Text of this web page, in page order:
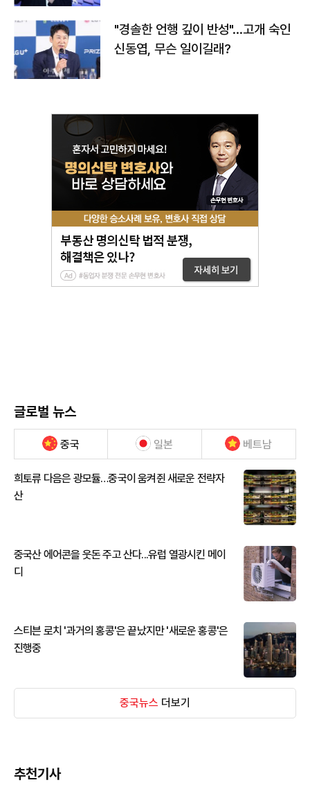
"경솔한 언행 깊이 반성"…고개 숙인
신동엽, 무슨 일이길래?
글로벌 뉴스
중국 일본 베트남
희토류 다음은 광모듈…중국이 움켜쥔 새로운 전략자
산
중국산 에어콘을 웃돈 주고 산다...유럽 열광시킨 메이
디
스티븐 로치 '과거의 홍콩'은 끝났지만 '새로운 홍콩'은
진행중
중국뉴스 더보기
추천기사